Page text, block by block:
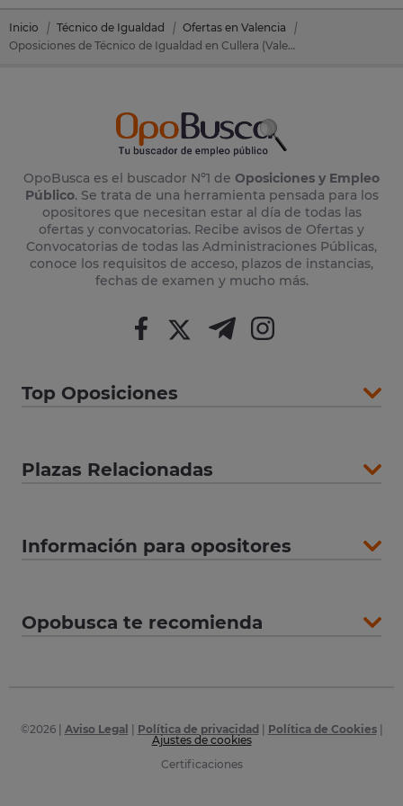
Inicio Técnico de Igualdad
Ofertas en Valencia
Oposiciones de Técnico de Igualdad en Cullera (Valencia)
OpoBusca es el buscador Nº1 de Oposiciones y Empleo
Público. Se trata de una herramienta pensada para los
opositores que necesitan estar al día de todas las
ofertas y convocatorias. Recibe avisos de Ofertas y
Convocatorias de todas las Administraciones Públicas,
conoce los requisitos de acceso, plazos de instancias,
fechas de examen y mucho más.
Top Oposiciones
Plazas Relacionadas
Información para opositores
Opobusca te recomienda
©2026| Aviso Legal Política de privacidad Política de Cookies|
Ajustes de cookies
Certificaciones